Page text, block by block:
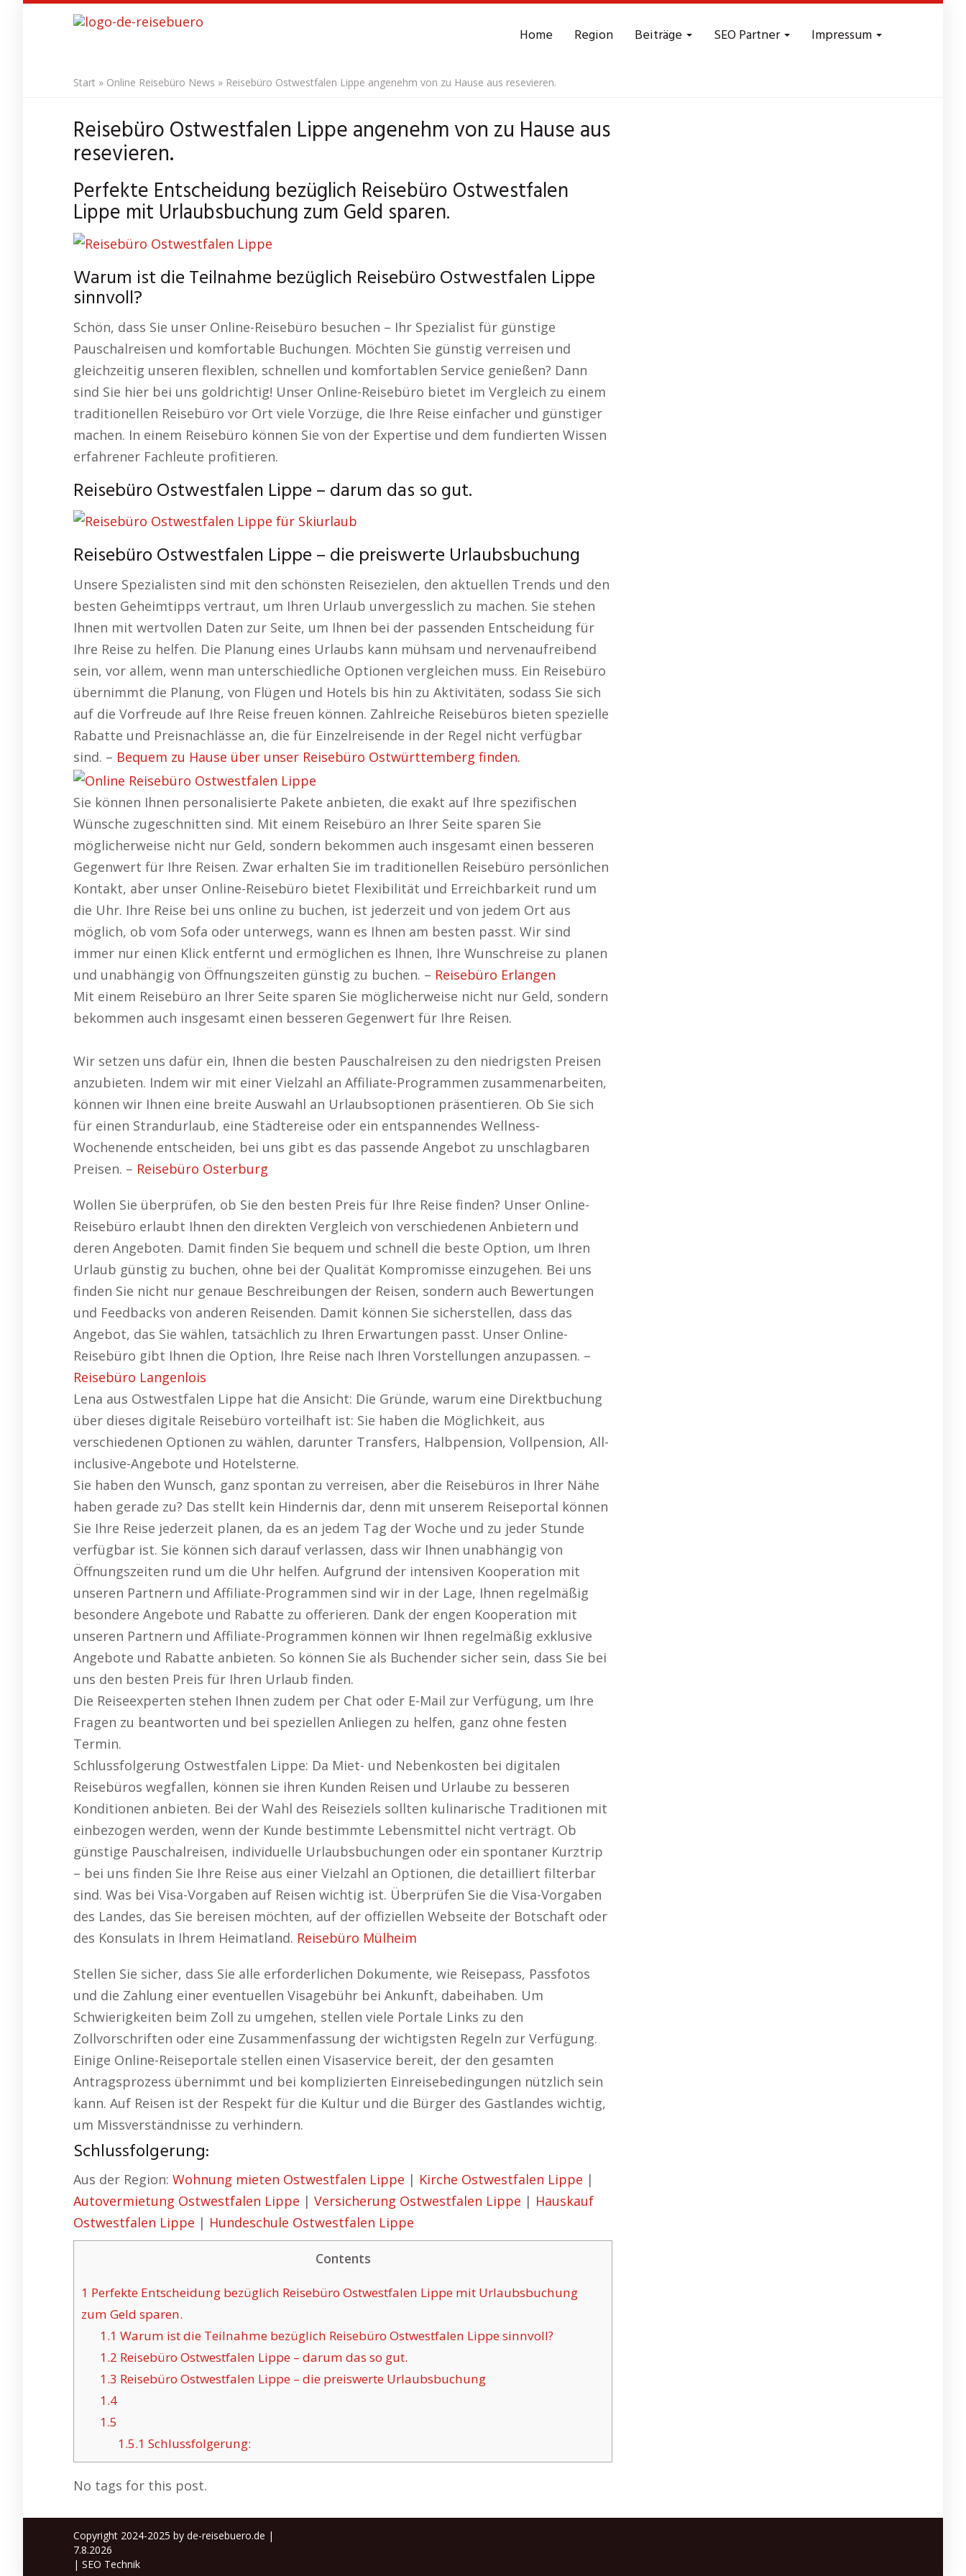
Home Region Beiträge SEO Partner Impressum
Start » Online Reisebüro News » Reisebüro Ostwestfalen Lippe angenehm von zu Hause aus resevieren.
Reisebüro Ostwestfalen Lippe angenehm von zu Hause aus
resevieren.
Perfekte Entscheidung bezüglich Reisebüro Ostwestfalen
Lippe mit Urlaubsbuchung zum Geld sparen.
Warum ist die Teilnahme bezüglich Reisebüro Ostwestfalen Lippe
sinnvoll?
Schön, dass Sie unser Online-Reisebüro besuchen – Ihr Spezialist für günstige
Pauschalreisen und komfortable Buchungen. Möchten Sie günstig verreisen und
gleichzeitig unseren flexiblen, schnellen und komfortablen Service genießen? Dann
sind Sie hier bei uns goldrichtig! Unser Online-Reisebüro bietet im Vergleich zu einem
traditionellen Reisebüro vor Ort viele Vorzüge, die Ihre Reise einfacher und günstiger
machen. In einem Reisebüro können Sie von der Expertise und dem fundierten Wissen
erfahrener Fachleute profitieren.
Reisebüro Ostwestfalen Lippe – darum das so gut.
Reisebüro Ostwestfalen Lippe – die preiswerte Urlaubsbuchung
Unsere Spezialisten sind mit den schönsten Reisezielen, den aktuellen Trends und den
besten Geheimtipps vertraut, um Ihren Urlaub unvergesslich zu machen. Sie stehen
Ihnen mit wertvollen Daten zur Seite, um Ihnen bei der passenden Entscheidung für
Ihre Reise zu helfen. Die Planung eines Urlaubs kann mühsam und nervenaufreibend
sein, vor allem, wenn man unterschiedliche Optionen vergleichen muss. Ein Reisebüro
übernimmt die Planung, von Flügen und Hotels bis hin zu Aktivitäten, sodass Sie sich
auf die Vorfreude auf Ihre Reise freuen können. Zahlreiche Reisebüros bieten spezielle
Rabatte und Preisnachlässe an, die für Einzelreisende in der Regel nicht verfügbar
sind. – Bequem zu Hause über unser Reisebüro Ostwürttemberg finden.
Sie können Ihnen personalisierte Pakete anbieten, die exakt auf Ihre spezifischen
Wünsche zugeschnitten sind. Mit einem Reisebüro an Ihrer Seite sparen Sie
möglicherweise nicht nur Geld, sondern bekommen auch insgesamt einen besseren
Gegenwert für Ihre Reisen. Zwar erhalten Sie im traditionellen Reisebüro persönlichen
Kontakt, aber unser Online-Reisebüro bietet Flexibilität und Erreichbarkeit rund um
die Uhr. Ihre Reise bei uns online zu buchen, ist jederzeit und von jedem Ort aus
möglich, ob vom Sofa oder unterwegs, wann es Ihnen am besten passt. Wir sind
immer nur einen Klick entfernt und ermöglichen es Ihnen, Ihre Wunschreise zu planen
und unabhängig von Öffnungszeiten günstig zu buchen. – Reisebüro Erlangen
Mit einem Reisebüro an Ihrer Seite sparen Sie möglicherweise nicht nur Geld, sondern
bekommen auch insgesamt einen besseren Gegenwert für Ihre Reisen.
Wir setzen uns dafür ein, Ihnen die besten Pauschalreisen zu den niedrigsten Preisen
anzubieten. Indem wir mit einer Vielzahl an Affiliate-Programmen zusammenarbeiten,
können wir Ihnen eine breite Auswahl an Urlaubsoptionen präsentieren. Ob Sie sich
für einen Strandurlaub, eine Städtereise oder ein entspannendes Wellness-
Wochenende entscheiden, bei uns gibt es das passende Angebot zu unschlagbaren
Preisen. – Reisebüro Osterburg
Wollen Sie überprüfen, ob Sie den besten Preis für Ihre Reise finden? Unser Online-
Reisebüro erlaubt Ihnen den direkten Vergleich von verschiedenen Anbietern und
deren Angeboten. Damit finden Sie bequem und schnell die beste Option, um Ihren
Urlaub günstig zu buchen, ohne bei der Qualität Kompromisse einzugehen. Bei uns
finden Sie nicht nur genaue Beschreibungen der Reisen, sondern auch Bewertungen
und Feedbacks von anderen Reisenden. Damit können Sie sicherstellen, dass das
Angebot, das Sie wählen, tatsächlich zu Ihren Erwartungen passt. Unser Online-
Reisebüro gibt Ihnen die Option, Ihre Reise nach Ihren Vorstellungen anzupassen. –
Reisebüro Langenlois
Lena aus Ostwestfalen Lippe hat die Ansicht: Die Gründe, warum eine Direktbuchung
über dieses digitale Reisebüro vorteilhaft ist: Sie haben die Möglichkeit, aus
verschiedenen Optionen zu wählen, darunter Transfers, Halbpension, Vollpension, All-
inclusive-Angebote und Hotelsterne.
Sie haben den Wunsch, ganz spontan zu verreisen, aber die Reisebüros in Ihrer Nähe
haben gerade zu? Das stellt kein Hindernis dar, denn mit unserem Reiseportal können
Sie Ihre Reise jederzeit planen, da es an jedem Tag der Woche und zu jeder Stunde
verfügbar ist. Sie können sich darauf verlassen, dass wir Ihnen unabhängig von
Öffnungszeiten rund um die Uhr helfen. Aufgrund der intensiven Kooperation mit
unseren Partnern und Affiliate-Programmen sind wir in der Lage, Ihnen regelmäßig
besondere Angebote und Rabatte zu offerieren. Dank der engen Kooperation mit
unseren Partnern und Affiliate-Programmen können wir Ihnen regelmäßig exklusive
Angebote und Rabatte anbieten. So können Sie als Buchender sicher sein, dass Sie bei
uns den besten Preis für Ihren Urlaub finden.
Die Reiseexperten stehen Ihnen zudem per Chat oder E-Mail zur Verfügung, um Ihre
Fragen zu beantworten und bei speziellen Anliegen zu helfen, ganz ohne festen
Termin.
Schlussfolgerung Ostwestfalen Lippe: Da Miet- und Nebenkosten bei digitalen
Reisebüros wegfallen, können sie ihren Kunden Reisen und Urlaube zu besseren
Konditionen anbieten. Bei der Wahl des Reiseziels sollten kulinarische Traditionen mit
einbezogen werden, wenn der Kunde bestimmte Lebensmittel nicht verträgt. Ob
günstige Pauschalreisen, individuelle Urlaubsbuchungen oder ein spontaner Kurztrip
– bei uns finden Sie Ihre Reise aus einer Vielzahl an Optionen, die detailliert filterbar
sind. Was bei Visa-Vorgaben auf Reisen wichtig ist. Überprüfen Sie die Visa-Vorgaben
des Landes, das Sie bereisen möchten, auf der offiziellen Webseite der Botschaft oder
des Konsulats in Ihrem Heimatland. Reisebüro Mülheim
Stellen Sie sicher, dass Sie alle erforderlichen Dokumente, wie Reisepass, Passfotos
und die Zahlung einer eventuellen Visagebühr bei Ankunft, dabeihaben. Um
Schwierigkeiten beim Zoll zu umgehen, stellen viele Portale Links zu den
Zollvorschriften oder eine Zusammenfassung der wichtigsten Regeln zur Verfügung.
Einige Online-Reiseportale stellen einen Visaservice bereit, der den gesamten
Antragsprozess übernimmt und bei komplizierten Einreisebedingungen nützlich sein
kann. Auf Reisen ist der Respekt für die Kultur und die Bürger des Gastlandes wichtig,
um Missverständnisse zu verhindern.
Schlussfolgerung:
Aus der Region: Wohnung mieten Ostwestfalen Lippe | Kirche Ostwestfalen Lippe |
Autovermietung Ostwestfalen Lippe | Versicherung Ostwestfalen Lippe | Hauskauf
Ostwestfalen Lippe | Hundeschule Ostwestfalen Lippe
Contents
1 Perfekte Entscheidung bezüglich Reisebüro Ostwestfalen Lippe mit Urlaubsbuchung
zum Geld sparen.
1.1 Warum ist die Teilnahme bezüglich Reisebüro Ostwestfalen Lippe sinnvoll?
1.2 Reisebüro Ostwestfalen Lippe – darum das so gut.
1.3 Reisebüro Ostwestfalen Lippe – die preiswerte Urlaubsbuchung
1.4
1.5
1.5.1 Schlussfolgerung:
No tags for this post.
Copyright 2024-2025 by de-reisebuero.de |
7.8.2026
| SEO Technik